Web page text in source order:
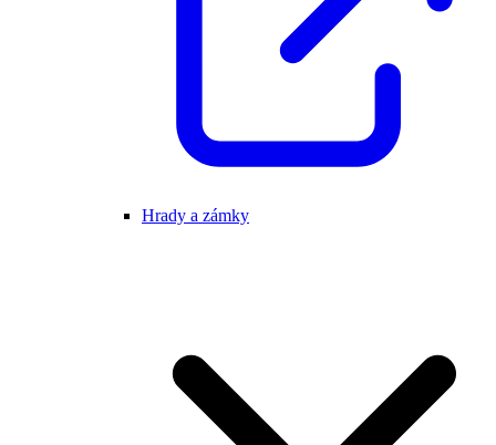
Hrady a zámky